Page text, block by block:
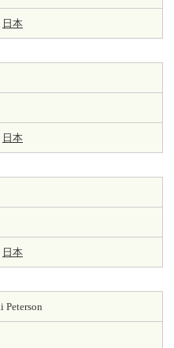
日本
日本
日本
Peterson